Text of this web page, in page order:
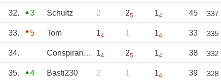
32. 3 Schultz 2 25 14 45 337
33. 5 Tom 14 1 14 33 335
34. Conspiranoid 14 25 14 38 332
35. 4 Basti230 2 1 14 39 328